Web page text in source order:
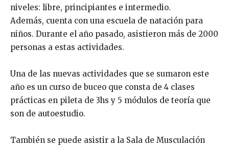
niveles: libre, principiantes e intermedio.
Además, cuenta con una escuela de natación para
niños. Durante el año pasado, asistieron más de 2000
personas a estas actividades.
Una de las nuevas actividades que se sumaron este
año es un curso de buceo que consta de 4 clases
prácticas en pileta de 3hs y 5 módulos de teoría que
son de autoestudio.
También se puede asistir a la Sala de Musculación